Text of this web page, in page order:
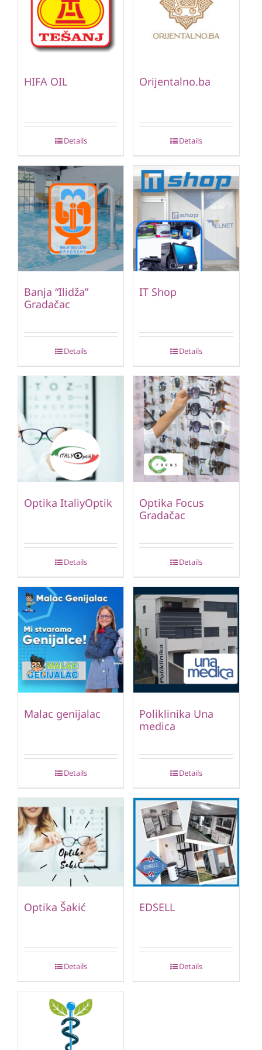
HIFA OIL
Details
Orijentalno.ba
Details
Banja “Ilidža”
Gradačac
Details
IT Shop
Details
Optika ItaliyOptik
Details
Optika Focus
Gradačac
Details
Malac genijalac
Details
Poliklinika Una
medica
Details
Optika Šakić
Details
EDSELL
Details